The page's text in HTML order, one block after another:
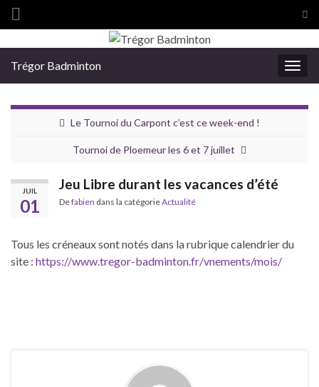
Search for:
Trégor Badminton
Le Tournoi du Carpont c’est ce week-end !
Tournoi de Ploemeur les 6 et 7 juillet
JUIL
01
Jeu Libre durant les vacances d’été
Defabien dans la catégorieActualité
Tous les créneaux sont notés dans la rubrique calendrier du
site : https://www.tregor-badminton.fr/vnements/mois/